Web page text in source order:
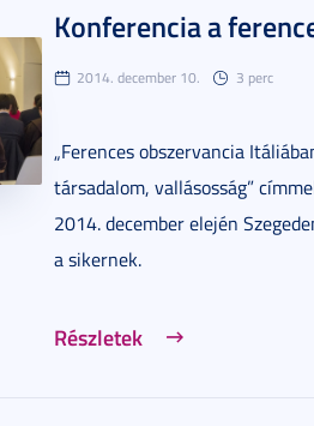
Konferencia a
2014. december 10. 3 perc
„Ferences obszervancia
társadalom, vallásosság”
2014. december elején
a sikernek.
Részletek